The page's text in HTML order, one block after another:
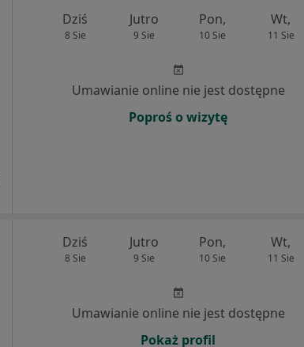
Dziś
8 Sie
Jutro
9 Sie
Pon,
10 Sie
Wt,
11 Sie
Umawianie online nie jest dostępne
Poproś o wizytę
Dziś
8 Sie
Jutro
9 Sie
Pon,
10 Sie
Wt,
11 Sie
Umawianie online nie jest dostępne
Pokaż profil